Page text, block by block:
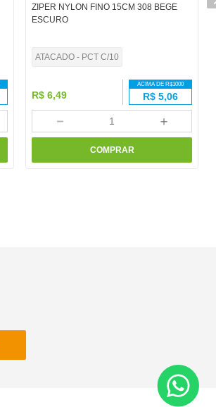
ZIPER NYLON FINO 15CM 308 BEGE
ESCURO
ATACADO - PCT C/10
R$ 6,49
ACIMA DE R$1000
R$ 5,06
＋
－
COMPRAR